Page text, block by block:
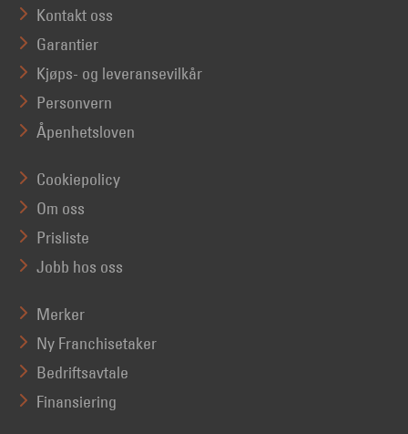
Kontakt oss
Garantier
Kjøps- og leveransevilkår
Personvern
Åpenhetsloven
Cookiepolicy
Om oss
Prisliste
Jobb hos oss
Merker
Ny Franchisetaker
Bedriftsavtale
Finansiering